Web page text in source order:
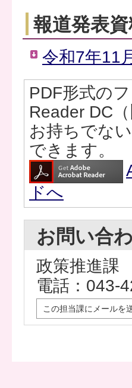
報道発表
令和7年11
PDF形式の
Reader DC
お持ちでな
できます。
ドへ
お問い合
政策推進課
電話：043-
この担当課にメールを